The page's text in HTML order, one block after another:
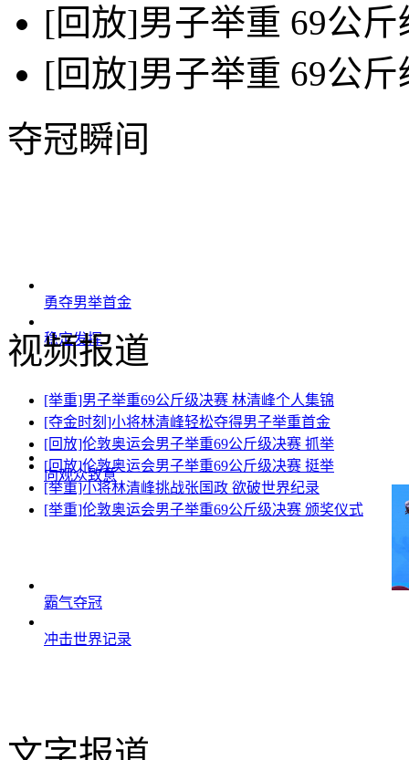
[回放]男子举重 69公
[回放]男子举重 69公
夺冠瞬间
勇夺男举首金
稳定发挥
向观众致意
霸气夺冠
冲击世界记录
视频报道
[举重]男子举重69公斤级决赛 林清峰个人集锦
[夺金时刻]小将林清峰轻松夺得男子举重首金
[回放]伦敦奥运会男子举重69公斤级决赛 抓举
[回放]伦敦奥运会男子举重69公斤级决赛 挺举
[举重]小将林清峰挑战张国政 欲破世界纪录
[举重]伦敦奥运会男子举重69公斤级决赛 颁奖仪式